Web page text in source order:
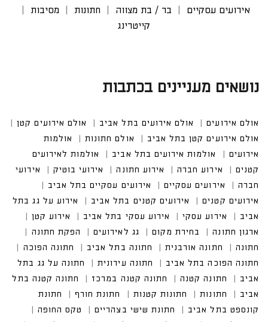
אירועים עסקיים בר / בת מצווה חתונות
מסיבות
קייטרינג
נושאים מעניינים בכתבות
אולם אירועים אולם אירועים בתל אביב
אולם אירועים קטן
אולם אירועים קטן בתל אביב
אולם חתונות
אולמות אירו
עים
אולמות אירועים בתל אביב
אולמות לאירועים קטנים
אירוע חברה
אירוע חתונה
אירועי בוטיק
אירועים עסקיים
אירועים עסקיים בתל אביב
אירועים קטנים בתל אביב
אירוע על גג בתל אביב
אירוע עסקי בתל אביב